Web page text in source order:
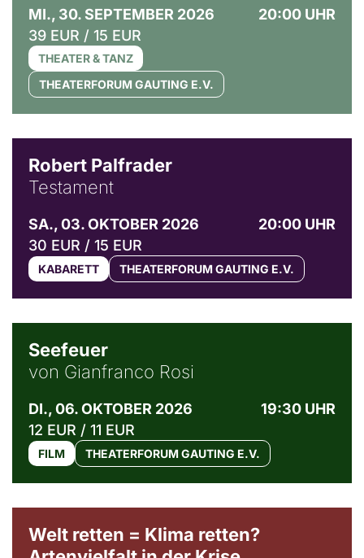
MI., 30. SEPTEMBER 2026
20:00 UHR
39 EUR / 15 EUR
THEATER & TANZ
THEATERFORUM GAUTING E.V.
Robert Palfrader
Testament
SA., 03. OKTOBER 2026
20:00 UHR
30 EUR / 15 EUR
KABARETT THEATERFORUM GAUTING E.V.
Seefeuer
von Gianfranco Rosi
DI., 06. OKTOBER 2026
19:30 UHR
12 EUR / 11 EUR
FILM THEATERFORUM GAUTING E.V.
Welt retten = Klima retten?